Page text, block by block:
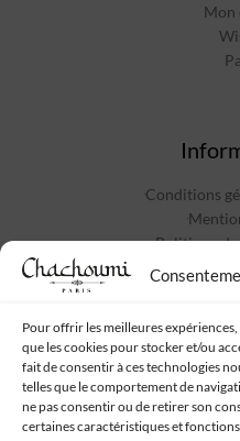
Pour offrir les meilleures
que les cookies pour stocker et/ou
fait de consentir à ces technologies
telles que le comportement de
ne pas consentir ou de retirer son
certaines caractéristiques et
Mon
Conditions
Politique